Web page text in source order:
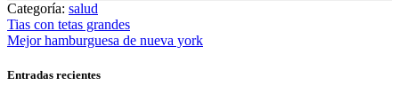
Categoría: salud
Navegación
de
entradas
Entrada
anterior:
Tias con tetas grandes
Entrada
Mejor hamburguesa de nueva york
Entradas recientes